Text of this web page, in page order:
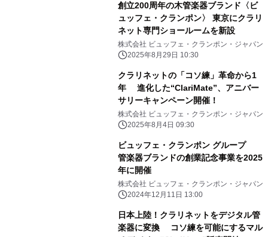
創立200周年の木管楽器ブランド〈ビ
ュッフェ・クランポン〉 東京にクラリ
ネット専門ショールームを新設
株式会社 ビュッフェ・クランポン・ジャパン
2025年8月29日 10:30
クラリネットの「コソ練」革命から1
年 進化した“ClariMate”、アニバー
サリーキャンペーン開催！
株式会社 ビュッフェ・クランポン・ジャパン
2025年8月4日 09:30
ビュッフェ・クランポン グループ
管楽器ブランドの創業記念事業を2025
年に開催
株式会社 ビュッフェ・クランポン・ジャパン
2024年12月11日 13:00
日本上陸！クラリネットをデジタル管
楽器に変換 コソ練を可能にするマル